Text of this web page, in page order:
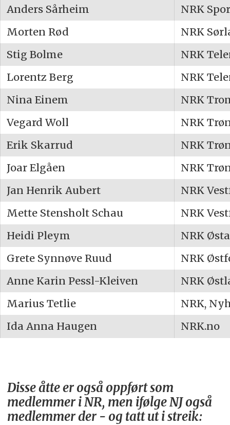
Anders Sårheim
NRK
Morten Rød
NRK
Stig Bolme
NRK
Lorentz Berg
NRK
Nina Einem
NRK
Vegard Woll
NRK
Erik Skarrud
NRK
Joar Elgåen
NRK
Jan Henrik Aubert
NRK
Mette Stensholt Schau
NRK
Heidi Pleym
NRK
Grete Synnøve Ruud
NRK
Anne Karin Pessl-Kleiven
NRK
Marius Tetlie
NRK,
Ida Anna Haugen
NRK.no
Disse åtte er også oppført som
medlemmer i NR, men ifølge NJ også
medlemmer der - og tatt ut i streik: